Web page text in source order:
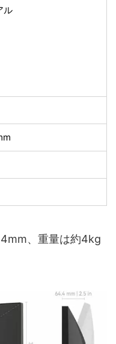
ル
、重量は約4kg